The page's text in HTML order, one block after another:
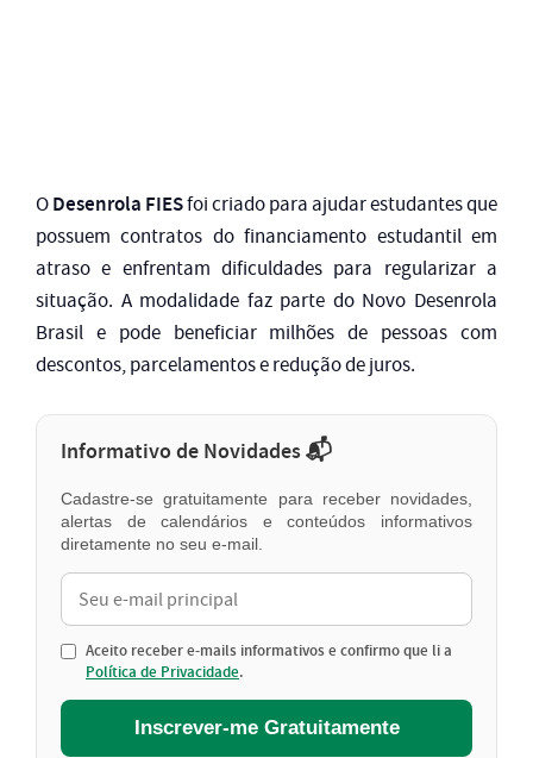
ODesenrola FIESfoi criado para ajudar estudantes que
possuem contratos do financiamento estudantil em
atraso e enfrentam dificuldades para regularizar a
situação. A modalidade faz parte do Novo Desenrola
Brasil e pode beneficiar milhões de pessoas com
descontos, parcelamentos e redução de juros.
Informativo de Novidades 📬
Cadastre-se gratuitamente para receber novidades,
alertas de calendários e conteúdos informativos
diretamente no seu e-mail.
Aceito receber e-mails informativos e confirmo que li a
Política de Privacidade.
Inscrever-me Gratuitamente